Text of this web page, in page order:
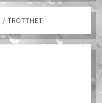
/ TRÖTTHET